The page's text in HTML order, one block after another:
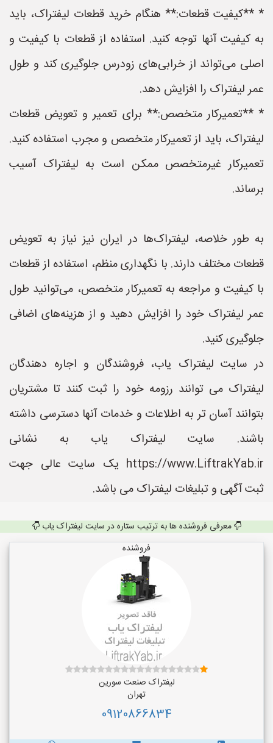
* **کیفیت قطعات:** هنگام خرید قطعات لیفتراک، باید
به کیفیت آنها توجه کنید. استفاده از قطعات با کیفیت و
اصلی می‌تواند از خرابی‌های زودرس جلوگیری کند و طول
عمر لیفتراک را افزایش دهد.
* **تعمیرکار متخصص:** برای تعمیر و تعویض قطعات
لیفتراک، باید از تعمیرکار متخصص و مجرب استفاده کنید.
تعمیرکار غیرمتخصص ممکن است به لیفتراک آسیب
برساند.
به طور خلاصه، لیفتراک‌ها در ایران نیز نیاز به تعویض
قطعات مختلف دارند. با نگهداری منظم، استفاده از قطعات
با کیفیت و مراجعه به تعمیرکار متخصص، می‌توانید طول
عمر لیفتراک خود را افزایش دهید و از هزینه‌های اضافی
جلوگیری کنید.
در سایت لیفتراک یاب، فروشندگان و اجاره دهندگان
لیفتراک می توانند رزومه خود را ثبت کنند تا مشتریان
بتوانند آسان تر به اطلاعات و خدمات آنها دسترسی داشته
باشند. سایت لیفتراک یاب به نشانی
https://www.LiftrakYab.ir یک سایت عالی جهت
ثبت آگهی و تبلیغات لیفتراک می باشد.
معرفی فروشنده ها به ترتیب ستاره در سایت لیفتراک یاب
فروشنده
لیفتراک صنعت سورین
تهران
09120866834